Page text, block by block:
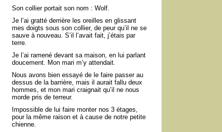
Son collier portait son nom : Wolf.
Je l’ai gratté derrière les oreilles en glissant
mes doigts sous son collier, de peur qu’il ne se
sauve à nouveau. S’il l’avait fait, j’étais par
terre.
Je l’ai ramené devant sa maison, en lui parlant
doucement. Mon mari m’y attendait.
Nous avons bien essayé de le faire passer au
dessus de la barrière, mais il aurait fallu deux
hommes, et mon mari craignait qu’il ne nous
morde pris de terreur.
Impossible de lui faire monter nos 3 étages,
pour la même raison et à cause de notre petite
chienne.